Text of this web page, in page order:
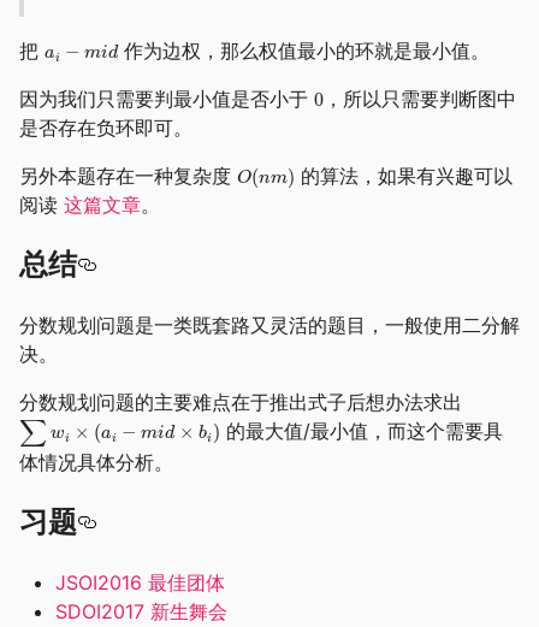
把
作为边权，那么权值最小的环就是最小值。
因为我们只需要判最小值是否小于
，所以只需要判断图中
是否存在负环即可。
另外本题存在一种复杂度
的算法，如果有兴趣可以
阅读 这篇文章。
总结
分数规划问题是一类既套路又灵活的题目，一般使用二分解
决。
分数规划问题的主要难点在于推出式子后想办法求出
的最大值/最小值，而这个需要具
体情况具体分析。
习题
JSOI2016 最佳团体
SDOI2017 新生舞会